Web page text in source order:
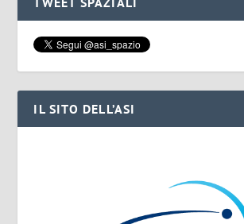
IL SITO DELL’ASI